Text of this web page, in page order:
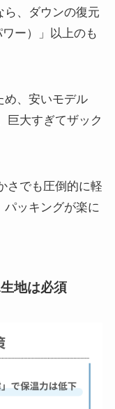
ら、ダウンの復元
ー）」以上のも
め、安いモデル
巨大すぎてザック
さでも圧倒的に軽
パッキングが楽に
地は必須